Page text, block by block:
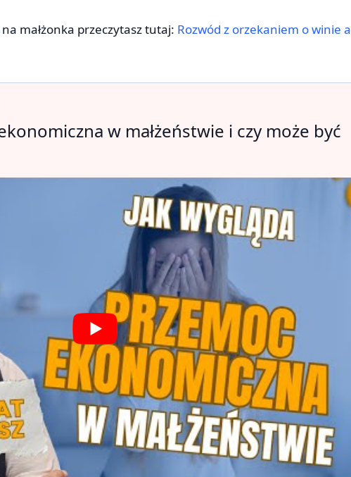
małżonka przeczytasz tutaj: Rozwód z orzekaniem o winie a
w małżeństwie i czy może być